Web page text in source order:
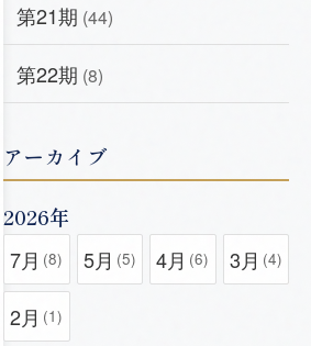
第21期 (44)
第22期 (8)
アーカイブ
2026年
7月 (8) 5月 (5) 4月 (6) 3月 (4)
2月 (1)